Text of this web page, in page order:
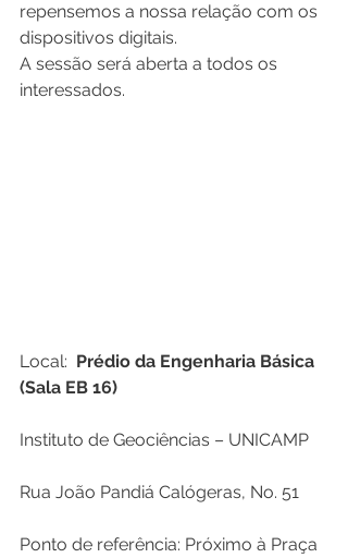
repensemos a nossa relação com os
dispositivos digitais.
A sessão será aberta a todos os
interessados.
Local: Prédio da Engenharia Básica
(Sala EB 16)
Instituto de Geociências – UNICAMP
Rua João Pandiá Calógeras, No. 51
Ponto de referência: Próximo à Praça